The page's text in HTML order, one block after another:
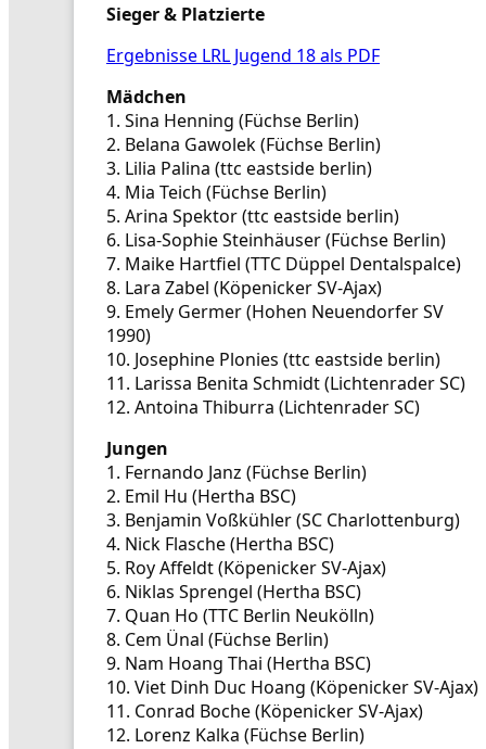
Sieger & Platzierte
Ergebnisse LRL Jugend 18 als PDF
Mädchen
1. Sina Henning (Füchse Berlin)
2. Belana Gawolek (Füchse Berlin)
3. Lilia Palina (ttc eastside berlin)
4. Mia Teich (Füchse Berlin)
5. Arina Spektor (ttc eastside berlin)
6. Lisa-Sophie Steinhäuser (Füchse Berlin)
7. Maike Hartfiel (TTC Düppel Dentalspalce)
8. Lara Zabel (Köpenicker SV-Ajax)
9. Emely Germer (Hohen Neuendorfer SV
1990)
10. Josephine Plonies (ttc eastside berlin)
11. Larissa Benita Schmidt (Lichtenrader SC)
12. Antoina Thiburra (Lichtenrader SC)
Jungen
1. Fernando Janz (Füchse Berlin)
2. Emil Hu (Hertha BSC)
3. Benjamin Voßkühler (SC Charlottenburg)
4. Nick Flasche (Hertha BSC)
5. Roy Affeldt (Köpenicker SV-Ajax)
6. Niklas Sprengel (Hertha BSC)
7. Quan Ho (TTC Berlin Neukölln)
8. Cem Ünal (Füchse Berlin)
9. Nam Hoang Thai (Hertha BSC)
10. Viet Dinh Duc Hoang (Köpenicker SV-Ajax)
11. Conrad Boche (Köpenicker SV-Ajax)
12. Lorenz Kalka (Füchse Berlin)